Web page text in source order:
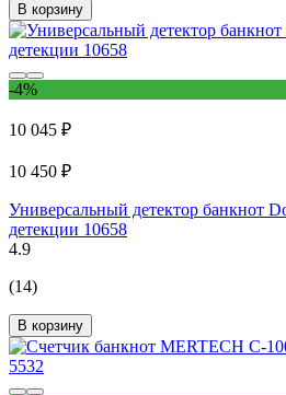
В корзину
-4%
10 045 ₽
10 450 ₽
Универсальный детектор банкнот
детекции 10658
4.9
(14)
В корзину